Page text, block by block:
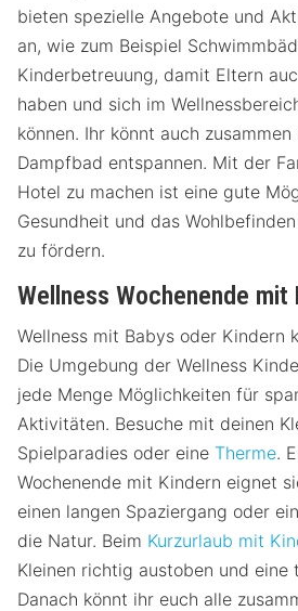
bieten spezielle Angebote und
an, wie zum Beispiel
Kinderbetreuung, damit Eltern
haben und sich im
können. Ihr könnt auch zusammen
Dampfbad entspannen. Mit der
Hotel zu machen ist eine gute
Gesundheit und das
zu fördern.
Wellness Wochenende mit
Wellness mit Babys oder Kindern
Die Umgebung der Wellness
jede Menge Möglichkeiten für
Aktivitäten. Besuche mit deinen
Spielparadies oder eine Therme.
Wochenende mit Kindern eignet
einen langen Spaziergang oder
die Natur. Beim Kurzurlaub mit
Kleinen richtig austoben und eine
Danach könnt ihr euch alle